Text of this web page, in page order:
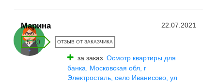
Марина 22.07.2021
5.00 ОТЗЫВ ОТ ЗАКАЗЧИКА
за заказ Осмотр квартиры для
банка. Московская обл, г
Электросталь, село Иванисово, ул